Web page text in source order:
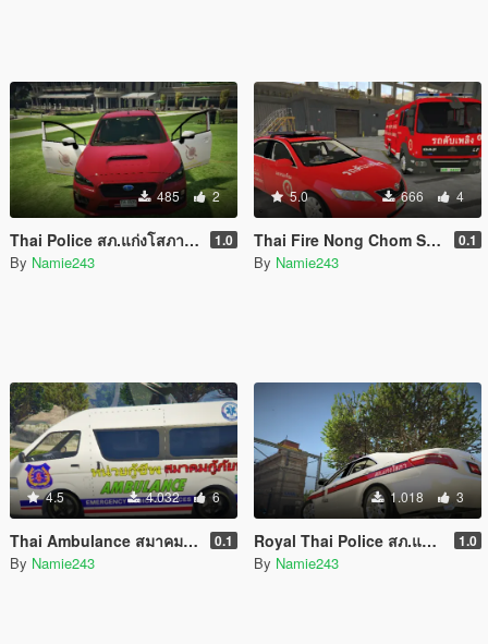
485 2
Thai Police สภ.แก่งโสภา Subaru Impreza 2017 1.0
By Namie243
5.0 666 4
Thai Fire Nong Chom Subdistrict Chiang Mai Pack 0.1
By Namie243
4.5 4.032 6
Thai Ambulance สมาคม กู้ภัยพาน Phan Rescue Pack 0.1
By Namie243
1.018 3
Royal Thai Police สภ.แก่งโสภา Toyota Camry 2007 1.0
By Namie243